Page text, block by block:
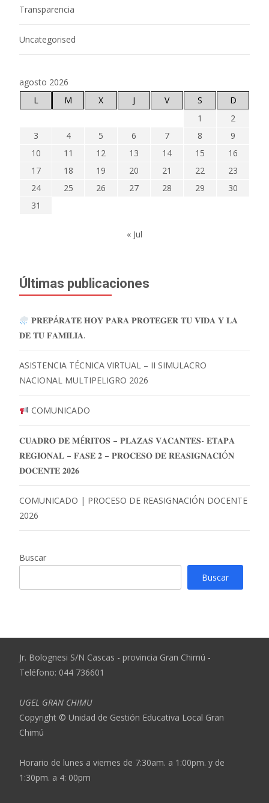
Transparencia
Uncategorised
agosto 2026
L
M X J V S
D
1
2
3
4 5 6 7 8
9
10
11 12 13 14 15
16
17
18 19 20 21 22
23
24
25 26 27 28 29
30
31
« Jul
Últimas publicaciones
𝐏𝐑𝐄𝐏Á𝐑𝐀𝐓𝐄 𝐇𝐎𝐘 𝐏𝐀𝐑𝐀 𝐏𝐑𝐎𝐓𝐄𝐆𝐄𝐑 𝐓𝐔 𝐕𝐈𝐃𝐀 𝐘 𝐋𝐀
𝐃𝐄 𝐓𝐔 𝐅𝐀𝐌𝐈𝐋𝐈𝐀.
ASISTENCIA TÉCNICA VIRTUAL – II SIMULACRO
NACIONAL MULTIPELIGRO 2026
COMUNICADO
𝐂𝐔𝐀𝐃𝐑𝐎 𝐃𝐄 𝐌É𝐑𝐈𝐓𝐎𝐒 – 𝐏𝐋𝐀𝐙𝐀𝐒 𝐕𝐀𝐂𝐀𝐍𝐓𝐄𝐒- 𝐄𝐓𝐀𝐏𝐀
𝐑𝐄𝐆𝐈𝐎𝐍𝐀𝐋 – 𝐅𝐀𝐒𝐄 𝟐 – 𝐏𝐑𝐎𝐂𝐄𝐒𝐎 𝐃𝐄 𝐑𝐄𝐀𝐒𝐈𝐆𝐍𝐀𝐂𝐈Ó𝐍
𝐃𝐎𝐂𝐄𝐍𝐓𝐄 𝟐𝟎𝟐𝟔
COMUNICADO | PROCESO DE REASIGNACIÓN DOCENTE
2026
Buscar
Buscar
Jr. Bolognesi S/N Cascas - provincia Gran Chimú -
Teléfono: 044 736601
UGEL GRAN CHIMU
Copyright © Unidad de Gestión Educativa Local Gran
Chimú
Horario de lunes a viernes de 7:30am. a 1:00pm. y de
1:30pm. a 4: 00pm